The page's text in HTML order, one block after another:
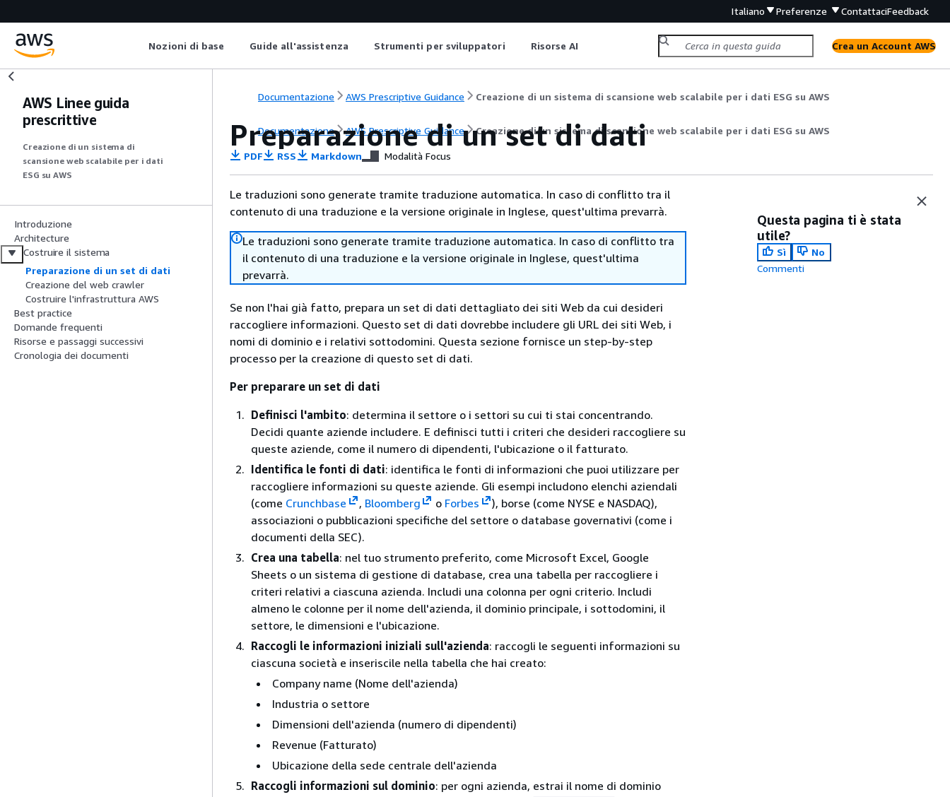
Italiano Preferenze ContattaciFeedback
Nozioni di base Guide all'assistenza Strumenti per sviluppatori Risorse AI Crea un Account AWS
AWS Linee guida
prescrittive
Creazione di un sistema di
scansione web scalabile per i dati
ESG su AWS
Introduzione
Architecture
Costruire il sistema
Preparazione di un set di dati
Creazione del web crawler
Costruire l'infrastruttura AWS
Best practice
Domande frequenti
Risorse e passaggi successivi
Cronologia dei documenti
Documentazione AWS Prescriptive Guidance Creazione di un sistema di scansione web scalabile per i dati ESG su AWS
Documentazione AWS Prescriptive Guidance Creazione di un sistema di scansione web scalabile per i dati ESG su AWS
Preparazione di un set di dati
PDF RSS Markdown Modalità Focus
Le traduzioni sono generate tramite traduzione automatica. In caso di conflitto tra il
contenuto di una traduzione e la versione originale in Inglese, quest'ultima prevarrà.
Le traduzioni sono generate tramite traduzione automatica. In caso di conflitto tra
il contenuto di una traduzione e la versione originale in Inglese, quest'ultima
prevarrà.
Se non l'hai già fatto, prepara un set di dati dettagliato dei siti Web da cui desideri
raccogliere informazioni. Questo set di dati dovrebbe includere gli URL dei siti Web, i
nomi di dominio e i relativi sottodomini. Questa sezione fornisce un step-by-step
processo per la creazione di questo set di dati.
Per preparare un set di dati
Definisci l'ambito: determina il settore o i settori su cui ti stai concentrando.
Decidi quante aziende includere. E definisci tutti i criteri che desideri raccogliere su
queste aziende, come il numero di dipendenti, l'ubicazione o il fatturato.
Identifica le fonti di dati: identifica le fonti di informazioni che puoi utilizzare per
raccogliere informazioni su queste aziende. Gli esempi includono elenchi aziendali
(come Crunchbase , Bloomberg o Forbes
), borse (come NYSE e NASDAQ),
associazioni o pubblicazioni specifiche del settore o database governativi (come i
documenti della SEC).
Crea una tabella: nel tuo strumento preferito, come Microsoft Excel, Google
Sheets o un sistema di gestione di database, crea una tabella per raccogliere i
criteri relativi a ciascuna azienda. Includi una colonna per ogni criterio. Includi
almeno le colonne per il nome dell'azienda, il dominio principale, i sottodomini, il
settore, le dimensioni e l'ubicazione.
Raccogli le informazioni iniziali sull'azienda: raccogli le seguenti informazioni su
ciascuna società e inseriscile nella tabella che hai creato:
Company name (Nome dell'azienda)
Industria o settore
Dimensioni dell'azienda (numero di dipendenti)
Revenue (Fatturato)
Ubicazione della sede centrale dell'azienda
Raccogli informazioni sul dominio: per ogni azienda, estrai il nome di dominio
Questa pagina ti è stata
utile?
Sì
No
Commenti